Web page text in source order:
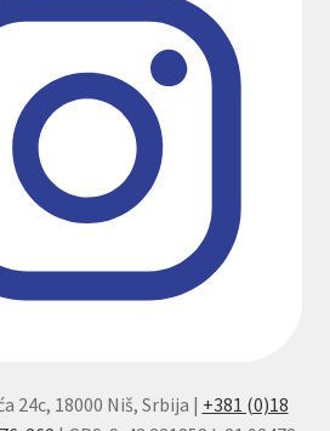
24c, 18000 Niš, Srbija | +381 (0)18